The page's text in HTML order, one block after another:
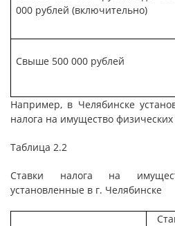
000 рублей (включительно)
Свыше 500 000 рублей
Например, в Челябинске
налога на имущество
Таблица 2.2
Ставки налога на
установленные в г. Челябинске